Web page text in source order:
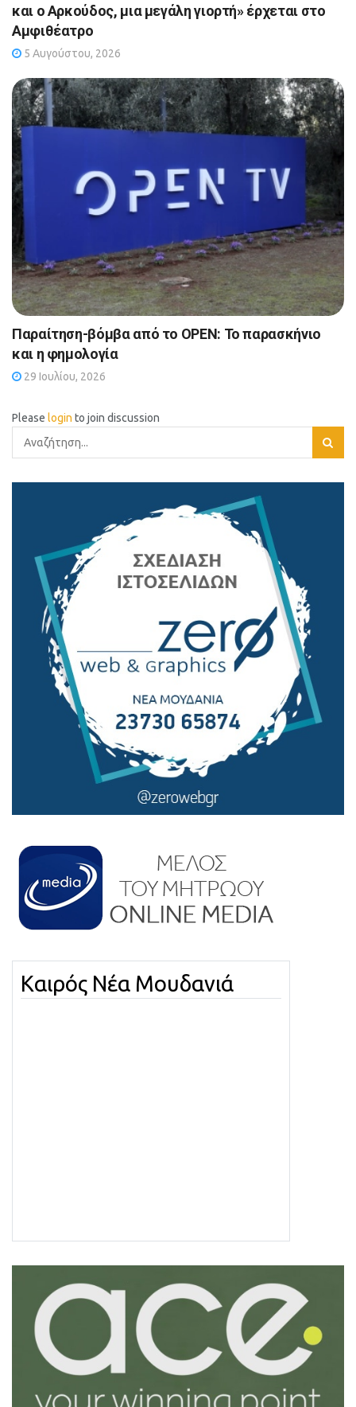
και ο Αρκούδος, μια μεγάλη γιορτή» έρχεται στο
Αμφιθέατρο
5 Αυγούστου, 2026
Παραίτηση-βόμβα από το OPEN: Το παρασκήνιο
και η φημολογία
29 Ιουλίου, 2026
Please login to join discussion
Καιρός Νέα Μουδανιά